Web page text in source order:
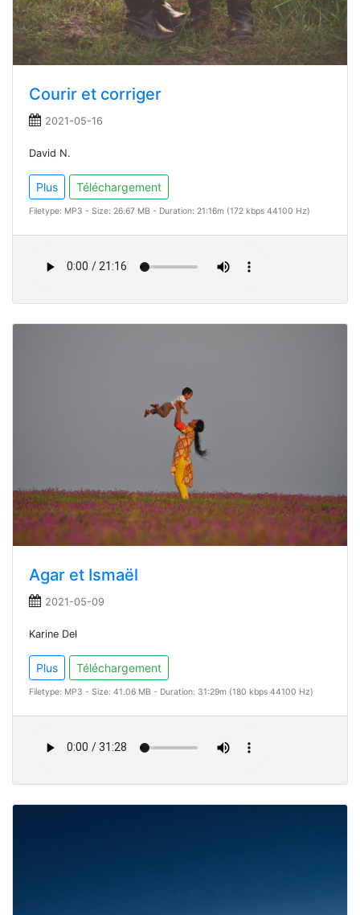
Courir et corriger
2021-05-16
David N.
Plus Téléchargement
Filetype: MP3 - Size: 26.67 MB - Duration: 21:16m (172 kbps 44100 Hz)
Agar et Ismaël
2021-05-09
Karine Del
Plus Téléchargement
Filetype: MP3 - Size: 41.06 MB - Duration: 31:29m (180 kbps 44100 Hz)